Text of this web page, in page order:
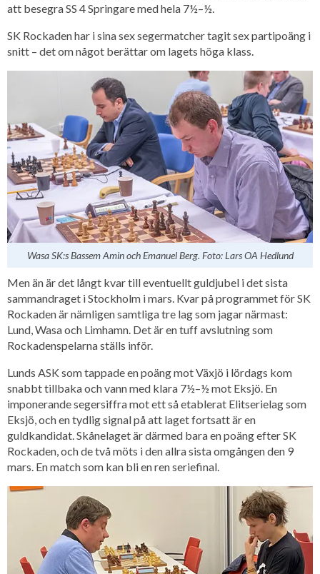
att besegra SS 4 Springare med hela 7½–½.
SK Rockaden har i sina sex segermatcher tagit sex partipoäng i
snitt – det om något berättar om lagets höga klass.
Wasa SK:s Bassem Amin och Emanuel Berg. Foto: Lars OA Hedlund
Men än är det långt kvar till eventuellt guldjubel i det sista
sammandraget i Stockholm i mars. Kvar på programmet för SK
Rockaden är nämligen samtliga tre lag som jagar närmast:
Lund, Wasa och Limhamn. Det är en tuff avslutning som
Rockadenspelarna ställs inför.
Lunds ASK som tappade en poäng mot Växjö i lördags kom
snabbt tillbaka och vann med klara 7½–½ mot Eksjö. En
imponerande segersiffra mot ett så etablerat Elitserielag som
Eksjö, och en tydlig signal på att laget fortsatt är en
guldkandidat. Skånelaget är därmed bara en poäng efter SK
Rockaden, och de två möts i den allra sista omgången den 9
mars. En match som kan bli en ren seriefinal.